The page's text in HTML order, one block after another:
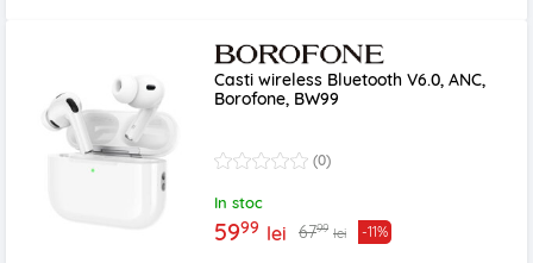
Casti wireless Bluetooth V6.0, ANC,
Borofone, BW99
(0)
In stoc
5999 lei 6799 lei -11%